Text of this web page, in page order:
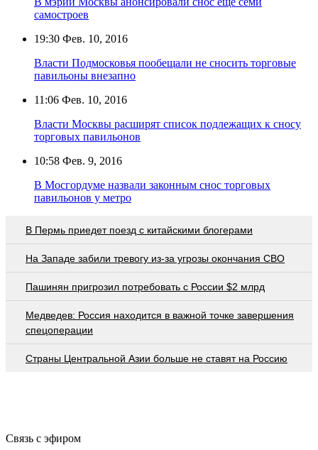
самостроев
19:30 Фев. 10, 2016
Власти Подмосковья пообещали не сносить торговые
павильоны внезапно
11:06 Фев. 10, 2016
Власти Москвы расширят список подлежащих к сносу
торговых павильонов
10:58 Фев. 9, 2016
В Мосгордуме назвали законным снос торговых
павильонов у метро
В Пермь приедет поезд с китайскими блогерами
На Западе забили тревогу из-за угрозы окончания СВО
Пашинян пригрозил потребовать c России $2 млрд
Медведев: Россия находится в важной точке завершения
спецоперации
Страны Центральной Азии больше не ставят на Россию
Связь с эфиром